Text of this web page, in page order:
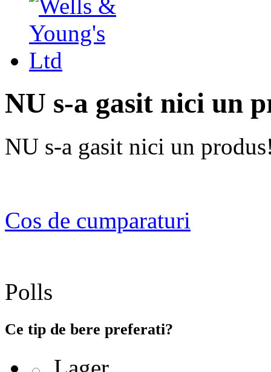
NU s-a gasit nici un
NU s-a gasit nici un
Cos de cumparaturi
Polls
Ce tip de bere preferati?